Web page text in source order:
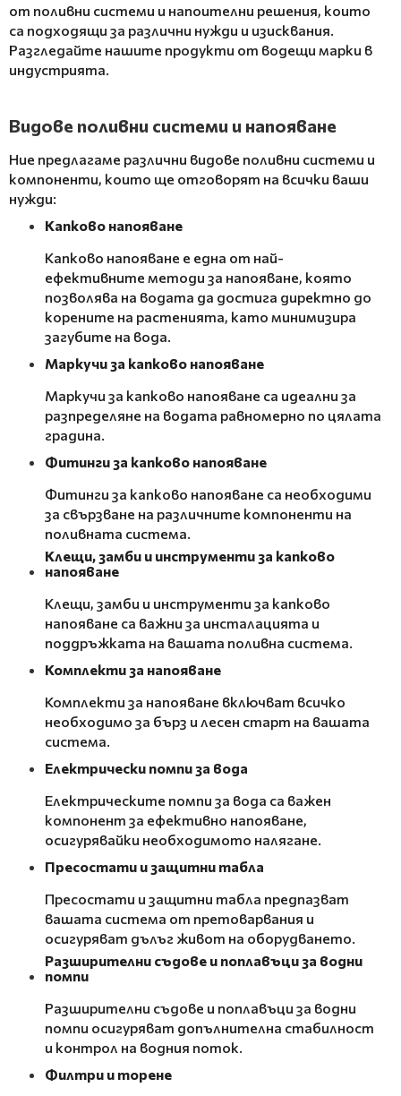
от поливни системи и напоителни решения, които
са подходящи за различни нужди и изисквания.
Разгледайте нашите продукти от водещи марки в
индустрията.
Видове поливни системи и напояване
Ние предлагаме различни видове поливни системи и
компоненти, които ще отговорят на всички ваши
нужди:
Капково напояване
Капково напояване е една от най-
ефективните методи за напояване, която
позволява на водата да достига директно до
корените на растенията, като минимизира
загубите на вода.
Маркучи за капково напояване
Маркучи за капково напояване са идеални за
разпределяне на водата равномерно по цялата
градина.
Фитинги за капково напояване
Фитинги за капково напояване са необходими
за свързване на различните компоненти на
поливната система.
Клещи, замби и инструменти за капково
напояване
Клещи, замби и инструменти за капково
напояване са важни за инсталацията и
поддръжката на вашата поливна система.
Комплекти за напояване
Комплекти за напояване включват всичко
необходимо за бърз и лесен старт на вашата
система.
Електрически помпи за вода
Електрическите помпи за вода са важен
компонент за ефективно напояване,
осигурявайки необходимото налягане.
Пресостати и защитни табла
Пресостати и защитни табла предпазват
вашата система от претоварвания и
осигуряват дълъг живот на оборудването.
Разширителни съдове и поплавъци за водни
помпи
Разширителни съдове и поплавъци за водни
помпи осигуряват допълнителна стабилност
и контрол на водния поток.
Филтри и торене